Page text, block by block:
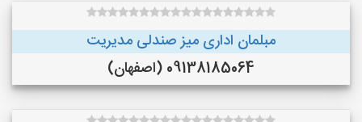
مبلمان اداری میز صندلی مدیریت
09138185064 (اصفهان)